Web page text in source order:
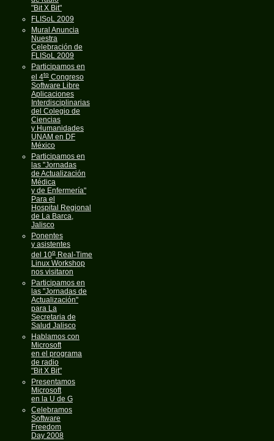
"Bit X Bit"
FLISoL 2009
Mural Anuncia
Nuestra
Celebración de
FLISoL 2009
Participamos en
el 4toCongreso
Software Libre
Aplicaciones
Interdisciplinarias
del Colegio de
Ciencias
y Humanidades
UNAM en DF
México
Participamos en
las "Jornadas
de Actualización
Médica
y de Enfermería"
Para el
Hospital Regional
de La Barca,
Jalisco
Ponentes
y asistentes
del 10oReal-Time
Linux Workshop
nos visitaron
Participamos en
las "Jornadas de
Actualización"
para La
Secretaria de
Salud Jalisco
Hablamos con
Microsoft
en el programa
de radio
"Bit X Bit"
Presentamos
Microsoft
en la U de G
Celebramos
Software
Freedom
Day 2008